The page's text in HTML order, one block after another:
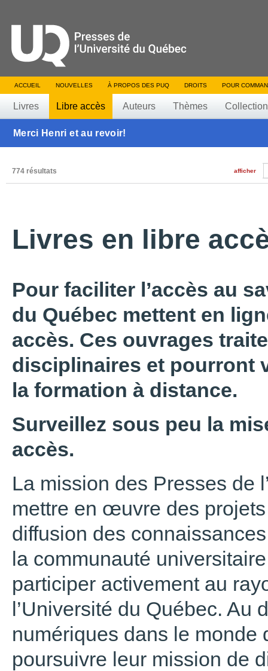
ACCUEIL NOUVELLES À PROPOS DES PUQ DROITS POUR
Livres Libre accès Auteurs Thèmes
Merci Henri et au revoir!
774 résultats afficher
Livres en libre
Pour faciliter l’accès au
du Québec mettent en
accès. Ces ouvrages
disciplinaires et pourront
la formation à distance.
Surveillez sous peu la
accès.
La mission des Presses de
mettre en œuvre des
diffusion des
la communauté
participer activement au
l’Université du Québec. Au
numériques dans le monde
poursuivre leur mission de